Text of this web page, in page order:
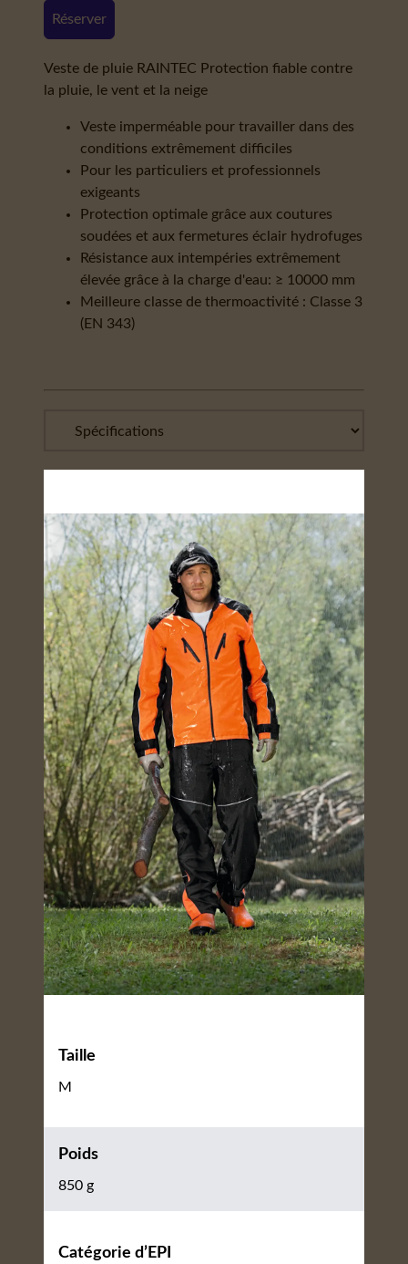
Réserver
Veste de pluie RAINTEC Protection fiable contre
la pluie, le vent et la neige
Veste imperméable pour travailler dans des
conditions extrêmement difficiles
Pour les particuliers et professionnels
exigeants
Protection optimale grâce aux coutures
soudées et aux fermetures éclair hydrofuges
Résistance aux intempéries extrêmement
élevée grâce à la charge d'eau: ≥ 10000 mm
Meilleure classe de thermoactivité : Classe 3
(EN 343)
Taille
M
Poids
850 g
Catégorie d’EPI